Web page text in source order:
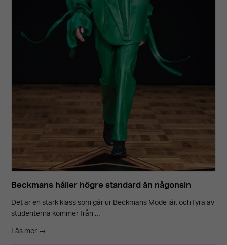
Beckmans håller högre standard än någonsin
Det är en stark klass som går ur Beckmans Mode iår, och fyra av
studenterna kommer från …
Läs mer →